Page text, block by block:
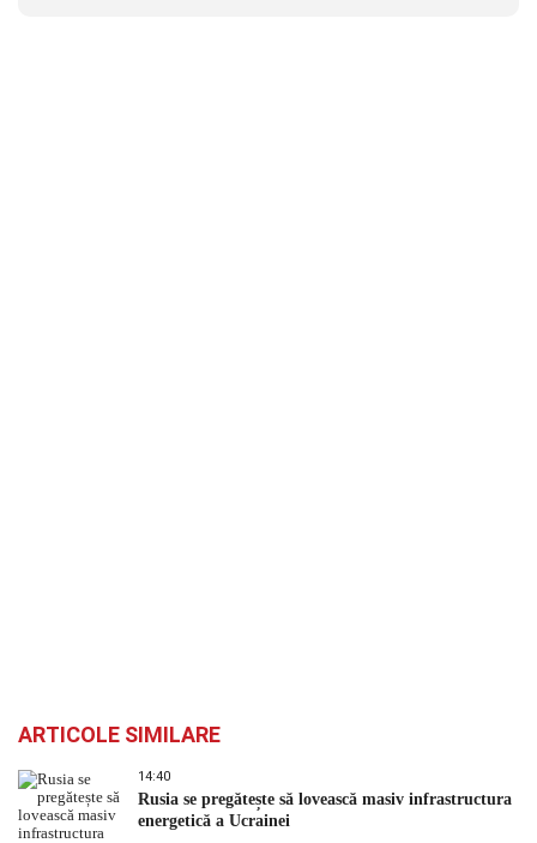
ARTICOLE SIMILARE
14:40
Rusia se pregătește să lovească masiv infrastructura
energetică a Ucrainei